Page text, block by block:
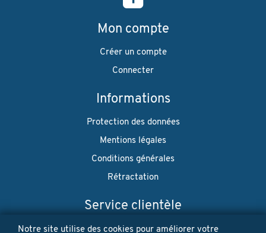
Mon compte
Créer un compte
Connecter
Informations
Protection des données
Mentions légales
Conditions générales
Rétractation
Service clientèle
Envoi
Notre site utilise des cookies pour améliorer votre